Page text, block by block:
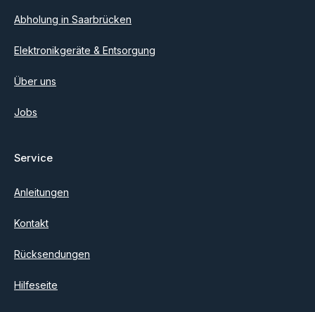
Abholung in Saarbrücken
Elektronikgeräte & Entsorgung
Über uns
Jobs
Service
Anleitungen
Kontakt
Rücksendungen
Hilfeseite